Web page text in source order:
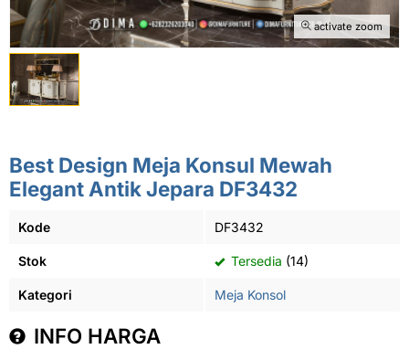
activate zoom
Best Design Meja Konsul Mewah
Elegant Antik Jepara DF3432
Kode DF3432
Stok Tersedia (14)
Kategori Meja Konsol
INFO HARGA